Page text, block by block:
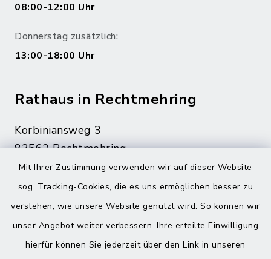
Mit Ihrer Zustimmung verwenden wir auf dieser Website
sog. Tracking-Cookies, die es uns ermöglichen besser zu
verstehen, wie unsere Website genutzt wird. So können wir
unser Angebot weiter verbessern. Ihre erteilte Einwilligung
hierfür können Sie jederzeit über den Link in unseren
08:00-12:00 Uhr
Donnerstag zusätzlich:
13:00-18:00 Uhr
Rathaus in Rechtmehring
Korbiniansweg 3
83562 Rechtmehring
08076 499
08076 8595
poststelle@vg-maitenbeth.de